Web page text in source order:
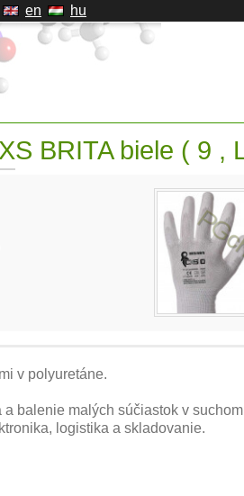
en hu
BRITA biele ( 9 ,
v polyuretáne.
balenie malých súčiastok v
logistika a skladovanie.